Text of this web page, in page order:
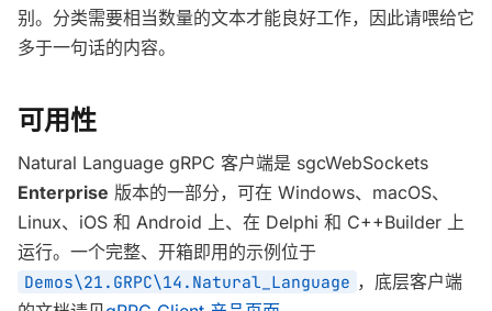
别。分类需要相当数量的文本才能良好工作，因此请喂给它
多于一句话的内容。
可用性
Natural Language gRPC 客户端是 sgcWebSockets
Enterprise 版本的一部分，可在 Windows、macOS、
Linux、iOS 和 Android 上、在 Delphi 和 C++Builder 上
运行。一个完整、开箱即用的示例位于
Demos\21.GRPC\14.Natural_Language ，底层客户端